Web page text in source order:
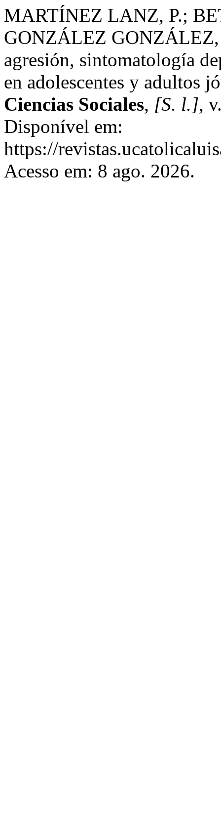
MARTÍNEZ LANZ, P.;
GONZÁLEZ GONZÁLEZ,
agresión, sintomatología
en adolescentes y adultos
Ciencias Sociales, [S. l.],
Disponível em:
https://
Acesso em: 8 ago. 2026.